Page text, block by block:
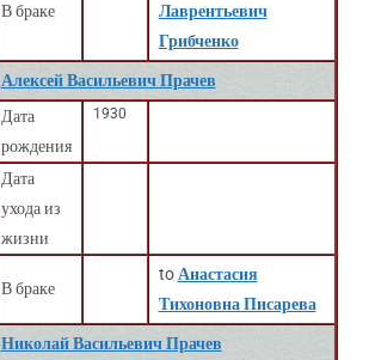
В браке
Лаврентьевич
Грибченко
Алексей Васильевич Прачев
Дата
рождения
1930
Дата
ухода из
жизни
В браке
to Анастасия
Тихоновна Писарева
Николай Васильевич Прачев